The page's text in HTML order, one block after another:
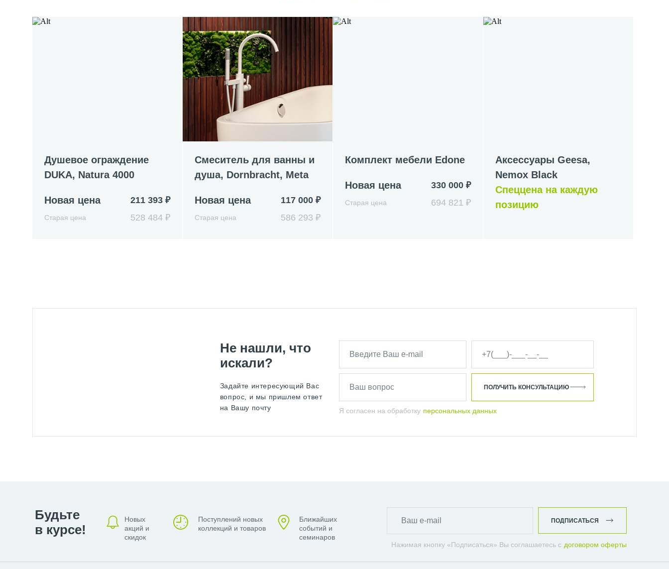
Душевое ограждение
DUKA, Natura 4000
Новая цена 211 393 ₽
Старая цена 528 484 ₽
Смеситель для ванны и
душа, Dornbracht, Meta
Новая цена 117 000 ₽
Старая цена 586 293 ₽
Комплект мебели Edone
Новая цена 330 000 ₽
Старая цена 694 821 ₽
Аксессуары Geesa,
Nemox Black
Спеццена на каждую
позицию
Не нашли, что
искали?
Задайте интересующий Вас
вопрос, и мы пришлем ответ
на Вашу почту
Я согласен на обработку персональных данных
ПОЛУЧИТЬ КОНСУЛЬТАЦИЮ
Будьте
в курсе!
Новых
акций и
скидок
Поступлений новых
коллекций и товаров
Ближайших
событий и
семинаров
Нажимая кнопку «Подписаться» Вы соглашаетесь с договором оферты
ПОДПИСАТЬСЯ